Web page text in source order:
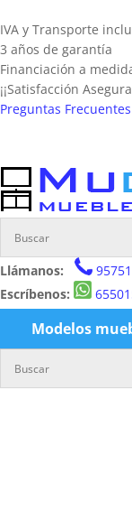
IVA y Transporte
3 años de garantía
Financiación a
¡¡Satisfacción
Preguntas Frecuentes
Llámanos:
Escríbenos:
Modelos